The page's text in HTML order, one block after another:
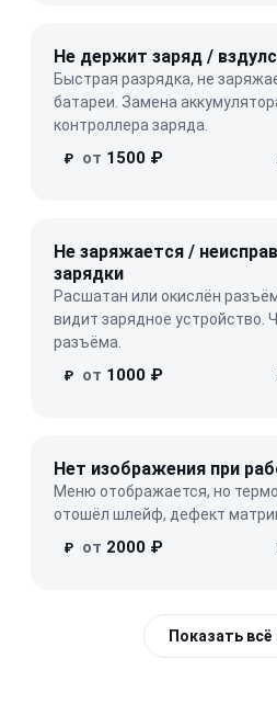
Не держит заряд /
Быстрая разрядка, не
батареи. Замена
контроллера заряда.
₽ от 1500 ₽
Не заряжается /
зарядки
Расшатан или окислён
видит зарядное устройство.
разъёма.
₽ от 1000 ₽
Нет изображения при
Меню отображается, но
отошёл шлейф, дефект
₽ от 2000 ₽
Показать всё